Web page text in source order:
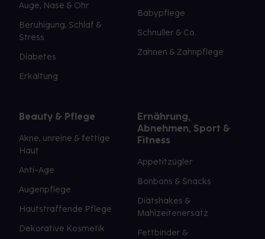
Auge, Nase & Ohr
Beruhigung, Schlaf &
Stress
Diabetes
Erkältung
Babypflege
Schnuller & Co.
Zahnen & Zahnpflege
Beauty & Pflege
Akne, unreine & fettige
Haut
Anti-Age
Augenpflege
Hautstraffende Pflege
Dekorative Kosmetik
Ernährung,
Abnehmen, Sport &
Fitness
Appetitzügler
Bonbons & Snacks
Diätshakes &
Mahlzeitenersatz
Fettbinder &